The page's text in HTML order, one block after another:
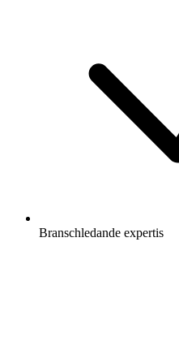
Branschledande expertis